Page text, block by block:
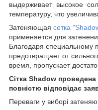
выдерживает высокое
температуру, что
Затеняющая сетка
применяется для
Благодаря специальному
предотвращает от
время, пропускает
Сітка Shadow
повністю відповідає
Переваги у виборі